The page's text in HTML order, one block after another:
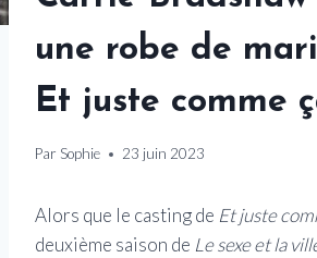
une robe de
Et juste comme
Par Sophie 23 juin 2023
Alors que le casting de Et juste
deuxième saison de Le sexe et la